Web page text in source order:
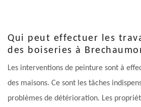
Qui peut effectuer les
des boiseries à
Les interventions de peinture sont à
des maisons. Ce sont les tâches
problèmes de détérioration. Les